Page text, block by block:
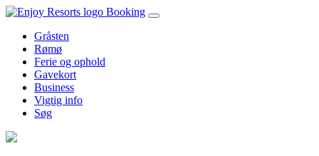
Booking
Gråsten
Rømø
Ferie og ophold
Gavekort
Business
Vigtig info
Søg